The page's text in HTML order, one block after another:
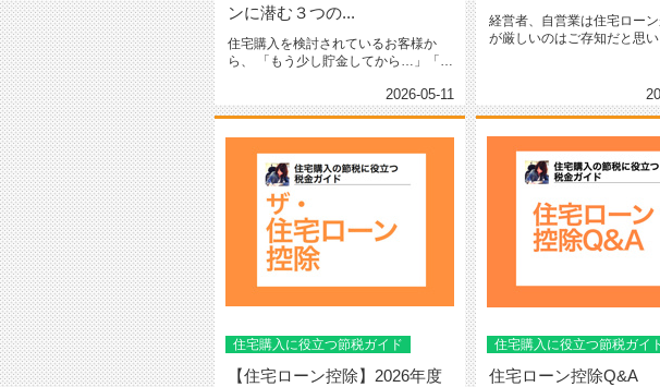
ンに潜む３つの...
住宅購入を検討されているお客様か
ら、 「もう少し貯金してから…」「今
2026-05-11
経営者、自営業は住宅ロー
が厳しいのはご存知だと思
住宅購入に役立つ節税ガイド
【住宅ローン控除】2026年度
住宅購入に役立つ節税ガイ
住宅ローン控除Q&A